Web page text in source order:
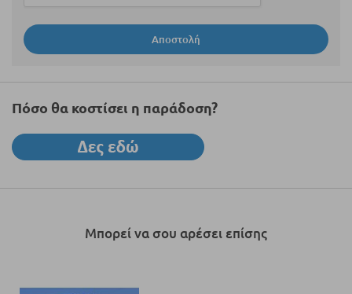
Αποστολή
Πόσο θα κοστίσει η παράδοση?
Μπορεί να σου αρέσει επίσης